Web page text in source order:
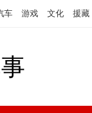
车 游戏 文化 援藏